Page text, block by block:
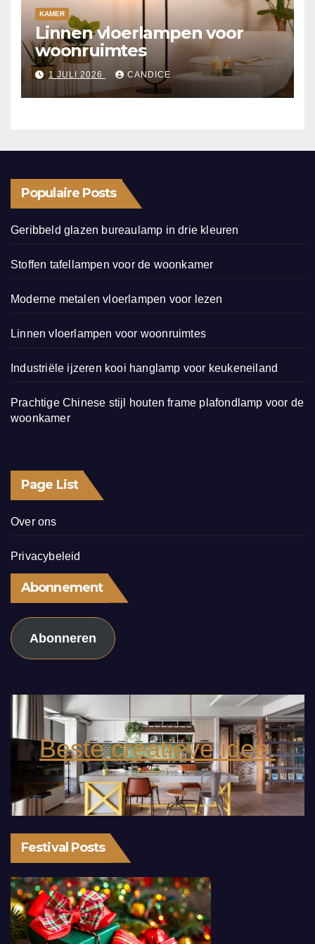
KAMER
Linnen vloerlampen voor
woonruimtes
1 JULI 2026 CANDICE
Populaire Posts
Geribbeld glazen bureaulamp in drie kleuren
Stoffen tafellampen voor de woonkamer
Moderne metalen vloerlampen voor lezen
Linnen vloerlampen voor woonruimtes
Industriële ijzeren kooi hanglamp voor keukeneiland
Prachtige Chinese stijl houten frame plafondlamp voor de
woonkamer
Page List
Over ons
Privacybeleid
Abonnement
Abonneren
Beste creatieve idee.
Festival Posts